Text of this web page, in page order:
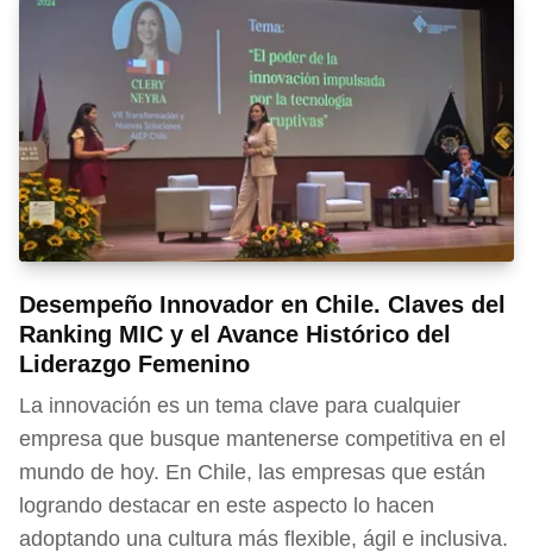
Desempeño Innovador en Chile. Claves del
Ranking MIC y el Avance Histórico del
Liderazgo Femenino
La innovación es un tema clave para cualquier
empresa que busque mantenerse competitiva en el
mundo de hoy. En Chile, las empresas que están
logrando destacar en este aspecto lo hacen
adoptando una cultura más flexible, ágil e inclusiva.